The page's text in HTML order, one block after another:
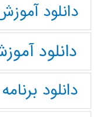
دانلود
دانلود
دانلود